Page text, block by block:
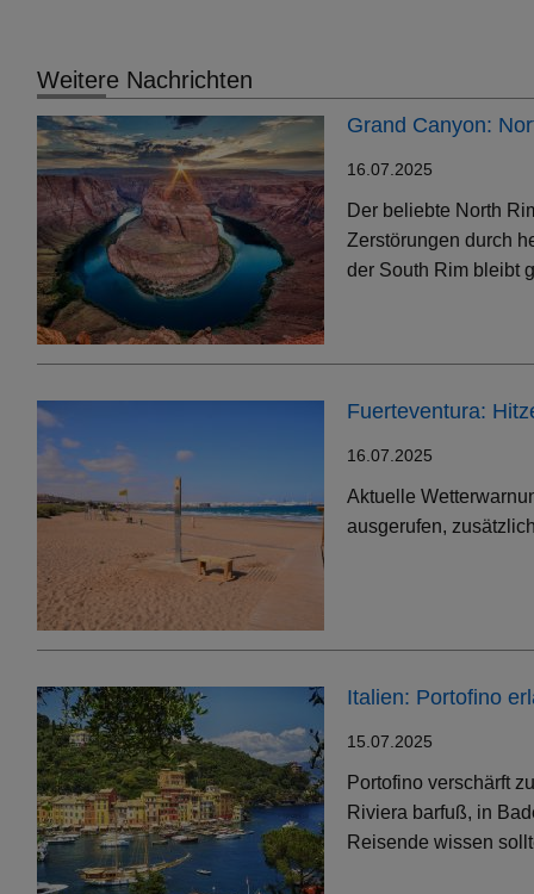
Weitere Nachrichten
Grand Canyon:
16.07.2025
Der beliebte North
Zerstörungen durch
der South Rim bleibt
Fuerteventura:
16.07.2025
Aktuelle
ausgerufen,
Italien: Portofino
15.07.2025
Portofino verschärft
Riviera barfuß, in
Reisende wissen